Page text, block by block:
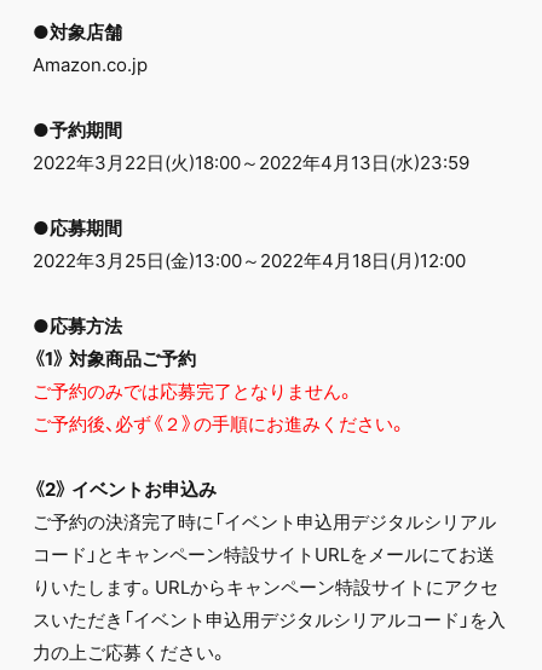
●対象店舗
Amazon.co.jp
●予約期間
2022年3月22日(火)18:00～2022年4月13日(水)23:59
●応募期間
2022年3月25日(金)13:00～2022年4月18日(月)12:00
●応募方法
《1》 対象商品ご予約
ご予約のみでは応募完了となりません。
ご予約後、必ず《２》の手順にお進みください。
《2》 イベントお申込み
ご予約の決済完了時に「イベント申込用デジタルシリアル
コード」とキャンペーン特設サイトURLをメールにてお送
りいたします。URLからキャンペーン特設サイトにアクセ
スいただき「イベント申込用デジタルシリアルコード」を入
力の上ご応募ください。